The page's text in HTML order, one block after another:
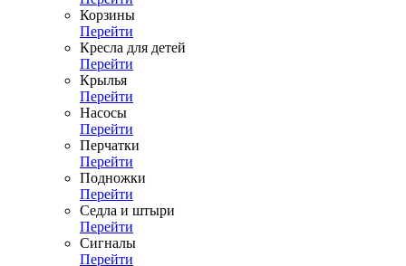
Корзины
Перейти
Кресла для детей
Перейти
Крылья
Перейти
Насосы
Перейти
Перчатки
Перейти
Подножки
Перейти
Седла и штыри
Перейти
Сигналы
Перейти